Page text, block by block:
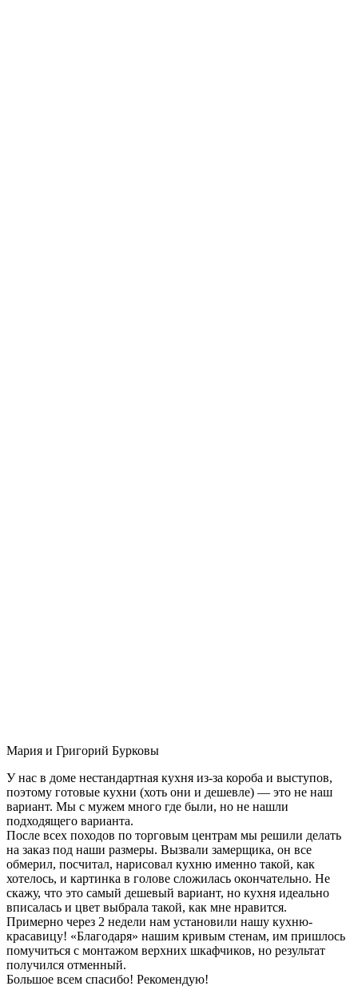
Мария и Григорий Бурковы
У нас в доме нестандартная кухня из-за короба и выступов,
поэтому готовые кухни (хоть они и дешевле) — это не наш
вариант. Мы с мужем много где были, но не нашли
подходящего варианта.
После всех походов по торговым центрам мы решили делать
на заказ под наши размеры. Вызвали замерщика, он все
обмерил, посчитал, нарисовал кухню именно такой, как
хотелось, и картинка в голове сложилась окончательно. Не
скажу, что это самый дешевый вариант, но кухня идеально
вписалась и цвет выбрала такой, как мне нравится.
Примерно через 2 недели нам установили нашу кухню-
красавицу! «Благодаря» нашим кривым стенам, им пришлось
помучиться с монтажом верхних шкафчиков, но результат
получился отменный.
Большое всем спасибо! Рекомендую!